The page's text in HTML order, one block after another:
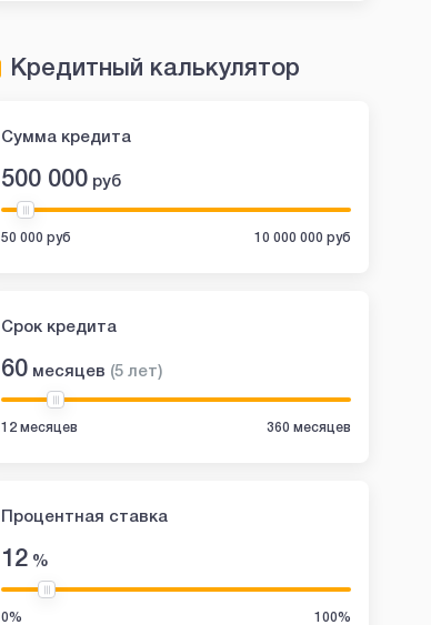
Кредитный калькулятор
Сумма кредита
500 000 руб
50 000 руб 10 000 000 руб
Срок кредита
60 месяцев (5 лет)
12 месяцев 360 месяцев
Процентная ставка
12 %
0% 100%